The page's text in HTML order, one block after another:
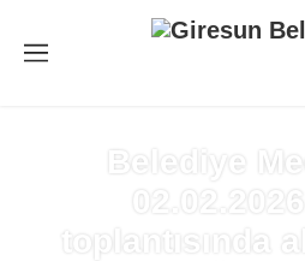
Belediye
toplantısında